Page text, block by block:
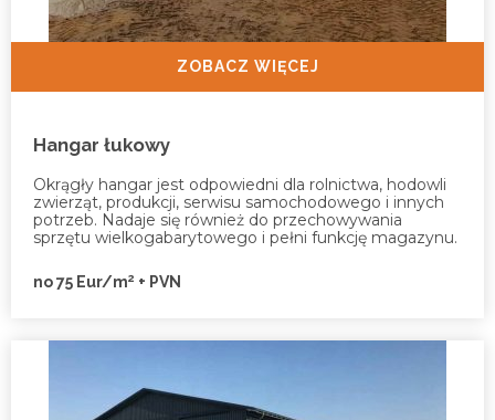
ZOBACZ WIĘCEJ
Hangar łukowy
Okrągły hangar jest odpowiedni dla rolnictwa, hodowli
zwierząt, produkcji, serwisu samochodowego i innych
potrzeb. Nadaje się również do przechowywania
sprzętu wielkogabarytowego i pełni funkcję magazynu.
no 75 Eur/m2 + PVN